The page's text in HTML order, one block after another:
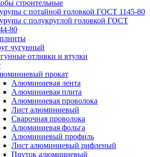
строительные
с потайной головкой ГОСТ 1145-80
с полукруглой головкой ГОСТ
80
чугунный
отливки и втулки
прокат
Алюминиевая лента
Алюминиевая плита
Алюминиевая проволока
Лист алюминиевый
Сварочная проволока
Алюминиевая фольга
Алюминиевый профиль
Лист алюминиевый рифленый
Пруток алюминиевый